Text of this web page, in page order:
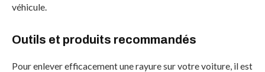
véhicule.
Outils et produits recommandés
Pour enlever efficacement une rayure sur votre voiture, il est